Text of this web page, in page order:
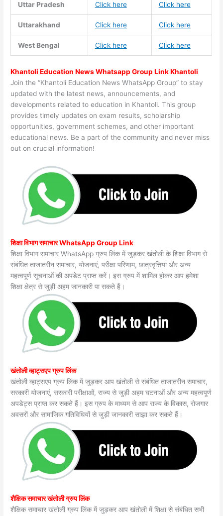
Uttar Pradesh Click here Click here
Uttarakhand Click here Click here
West Bengal Click here Click here
Khantoli Education News Whatsapp Group Link Khantoli
Join the “Khantoli Education News WhatsApp Group” to stay
updated with the latest news, announcements, and
developments related to education in Khantoli. This group
provides timely updates on exam results, scholarship
opportunities, government schemes, and other important
educational news. Be a part of the community and never miss
out on crucial information!
शिक्षा विभाग समाचार WhatsApp Group Link
शिक्षा विभाग समाचार WhatsApp ग्रुप लिंक में जुड़कर खंतोली के शिक्षा विभाग से
संबंधित ताजातरीन समाचार, योजनाएं, परीक्षा परिणाम, छात्रवृत्तियां और अन्य
महत्वपूर्ण सूचनाओं की अपडेट प्राप्त करें। इस ग्रुप में शामिल होकर आप हमेशा
शिक्षा क्षेत्र से जुड़ी अहम जानकारी पा सकते हैं।
खंतोली व्हाट्सएप ग्रुप लिंक
खंतोली व्हाट्सएप ग्रुप लिंक में जुड़कर आप खंतोली से संबंधित ताजातरीन समाचार,
सरकारी योजनाएं, सरकारी परीक्षाओं, राज्य से जुड़ी अहम घटनाओं और अन्य महत्वपूर्ण
अपडेट्स प्राप्त कर सकते हैं। इस ग्रुप के माध्यम से आप राज्य के विकास, रोजगार
अवसरों और सामाजिक गतिविधियों से जुड़ी जानकारी साझा कर सकते हैं।
शैक्षिक समाचार खंतोली ग्रुप लिंक
शैक्षिक समाचार खंतोली ग्रुप लिंक में जुड़कर आप खंतोली में शिक्षा से संबंधित सभी